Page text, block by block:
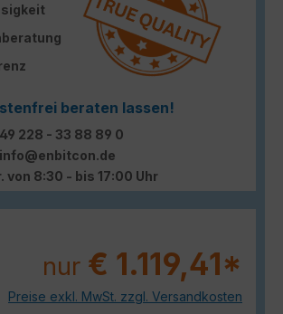
beraten lassen!
228 - 33 88 89 0
info@enbitcon.de
von 8:30 - bis 17:00 Uhr
nur € 1.119,41*
Preise exkl. MwSt. zzgl. Versandkosten